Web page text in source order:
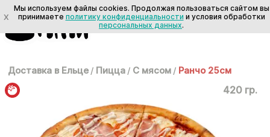
Доставка в Ельце / Пицца / С мясом / Ранчо 25см
420 гр.
X
Мы используем файлы cookies. Продолжая пользоваться сайтом вы
принимаете политику конфиденциальности и условия обработки
персональных данных.